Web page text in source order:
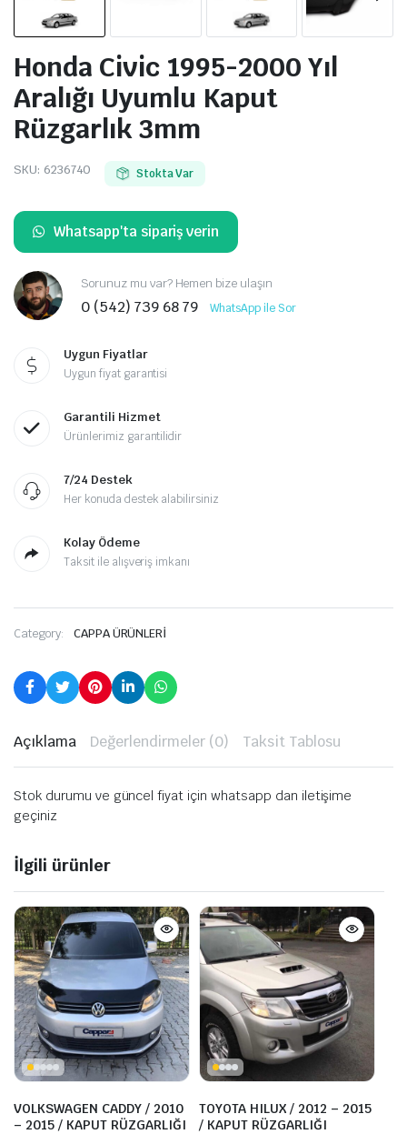
Honda Civic 1995-2000 Yıl
Aralığı Uyumlu Kaput
Rüzgarlık 3mm
SKU: 6236740 Stokta Var
Whatsapp'ta sipariş verin
Sorunuz mu var? Hemen bize ulaşın
0 (542) 739 68 79 WhatsApp ile Sor
Uygun Fiyatlar
Uygun fiyat garantisi
Garantili Hizmet
Ürünlerimiz garantilidir
7/24 Destek
Her konuda destek alabilirsiniz
Kolay Ödeme
Taksit ile alışveriş imkanı
Category: CAPPA ÜRÜNLERİ
Açıklama Değerlendirmeler (0) Taksit Tablosu
Stok durumu ve güncel fiyat için whatsapp dan iletişime
geçiniz
İlgili ürünler
VOLKSWAGEN CADDY / 2010
– 2015 / KAPUT RÜZGARLIĞI
TOYOTA HILUX / 2012 – 2015
/ KAPUT RÜZGARLIĞI